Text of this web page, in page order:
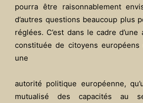
pourra être raisonnablement
d’autres questions beaucoup plus
réglées. C’est dans le cadre
constituée de citoyens européens
une
autorité politique européenne,
mutualisé des capacités au